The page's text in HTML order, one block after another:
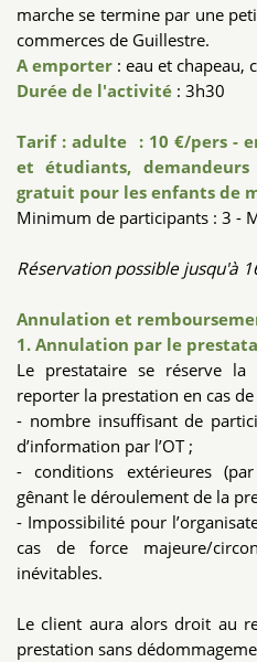
marche se termine par une
commerces de Guillestre.
A emporter : eau et chapeau,
Durée de l'activité : 3h30
Tarif : adulte : 10 €/pers -
et étudiants,
gratuit pour les enfants de
Minimum de participants : 3 -
Réservation possible jusqu'à
Annulation et
1. Annulation par le
Le prestataire se réserve la
reporter la prestation en cas de
- nombre insuffisant de
d’information par l’OT ;
- conditions extérieures
gênant le déroulement de la
- Impossibilité pour
cas de force majeure/
inévitables.
Le client aura alors droit au
prestation sans